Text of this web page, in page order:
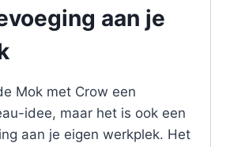
aan je
Mok met Crow een
idee, maar het is ook een
aan je eigen werkplek. Het